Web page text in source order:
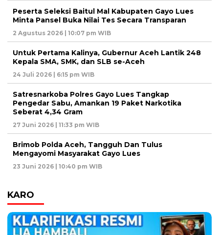
Peserta Seleksi Baitul Mal Kabupaten Gayo Lues
Minta Pansel Buka Nilai Tes Secara Transparan
2 Agustus 2026 | 10:07 pm WIB
Untuk Pertama Kalinya, Gubernur Aceh Lantik 248
Kepala SMA, SMK, dan SLB se-Aceh
24 Juli 2026 | 6:15 pm WIB
Satresnarkoba Polres Gayo Lues Tangkap
Pengedar Sabu, Amankan 19 Paket Narkotika
Seberat 4,34 Gram
27 Juni 2026 | 11:33 pm WIB
Brimob Polda Aceh, Tangguh Dan Tulus
Mengayomi Masyarakat Gayo Lues
23 Juni 2026 | 10:40 pm WIB
KARO